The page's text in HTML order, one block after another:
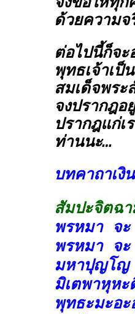
ด้วยความจ
ต่อไปนี้ก็จ
พุทธเจ้าเป็
สมเด็จพร
จงปรากฎ
ปรากฎแก่เ
ท่านนะ…
บทคาถาเงิ
สัมปะจิตฉ
พรหมา จะ
พรหมา จ
มหาปุญโญ
มิเตพาหุหะ
พุทธะมะอ